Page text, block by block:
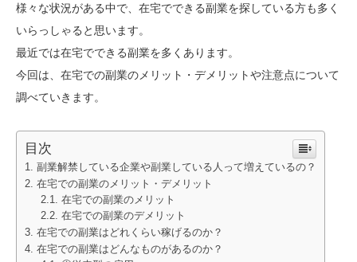
様々な状況がある中で、在宅でできる副業を探している方も多く
いらっしゃると思います。
最近では在宅でできる副業を多くあります。
今回は、在宅での副業のメリット・デメリットや注意点について
調べていきます。
目次
副業解禁している企業や副業している人って増えているの？
在宅での副業のメリット・デメリット
在宅での副業のメリット
在宅での副業のデメリット
在宅での副業はどれくらい稼げるのか？
在宅での副業はどんなものがあるのか？